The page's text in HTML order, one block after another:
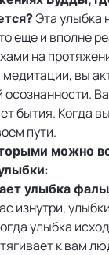
Эта улыбка
еще и вполне
на
вы
бытия. Когда
пути.
можно
:
улыбка
изнутри,
улыбка
к вам